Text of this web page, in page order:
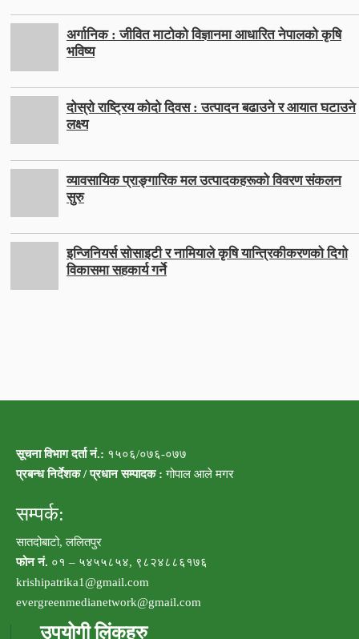
अर्गानिक : जीवित माटोको विज्ञानमा आधारित नेपालको कृषि
भविष्य
दोस्रो राष्ट्रिय कोदो दिवस : उत्पादन बढाउने र आयात घटाउने
लक्ष्य
व्यावसायिक प्राङ्गारिक मल उत्पादकहरूको विवरण संकलन
सुरु
इन्जिनियर्स सोसाइटी र नामियाले कृषि यान्त्रिकीकरणको दिगो
विकासमा सहकार्य गर्ने
सूचना विभाग दर्ता नं.: १५०६/०७६-०७७
प्रबन्ध निर्देशक / प्रधान सम्पादक : गोपाल आले मगर
सम्पर्क:
सातदोबाटो, ललितपुर
फोन नं. ०१ – ५४५५८५४, ९८२४८८६१७६
krishipatrika1@gmail.com
evergreenmedianetwork@gmail.com
उपयोगी लिंकहरु